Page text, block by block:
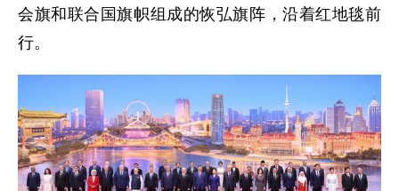
会旗和联合国旗帜组成的恢弘旗阵，沿着红地毯前
行。